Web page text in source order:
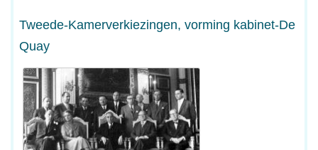
Tweede-Kamerverkiezingen, vorming kabinet-De
Quay